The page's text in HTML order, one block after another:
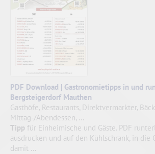
PDF Download | Gastronomietipps in und
Bergsteigerdorf Mauthen
Gasthöfe, Restaurants, Direktvermarkter,
Mittag-/Abendessen, ...
Tipp für Einheimische und Gäste. PDF
ausdrucken und auf den Kühlschrank, in die
damit ...